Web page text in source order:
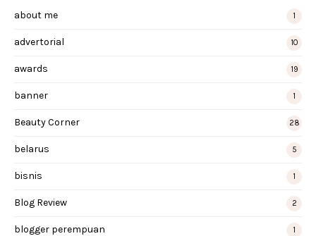
about me 1
advertorial 10
awards 19
banner 1
Beauty Corner 28
belarus 5
bisnis 1
Blog Review 2
blogger perempuan 1